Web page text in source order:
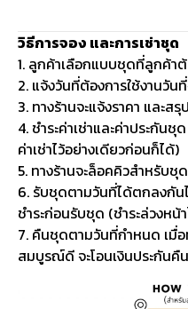
วิธีการจอง และการเช่าชุด
1. ลูกค้าเลือกแบบชุดที่ลูกค้า
2. แจ้งวันที่ต้องการใช้งานวั
3. ทางร้านจะแจ้งราคา และส
4. ชำระค่าเช่าและค่าประกัน
ค่าเช่าไว้อย่างเดียวก่อนก็ได้)
5. ทางร้านจะล็อคคิวสำหรับชุ
6. รับชุดตามวันที่ได้ตกลงกัน
ชำระก่อนรับชุด (ชำระล่วงหน้
7. คืนชุดตามวันที่กำหนด เมื่
สมบูรณ์ดี จะโอนเงินประกันคื